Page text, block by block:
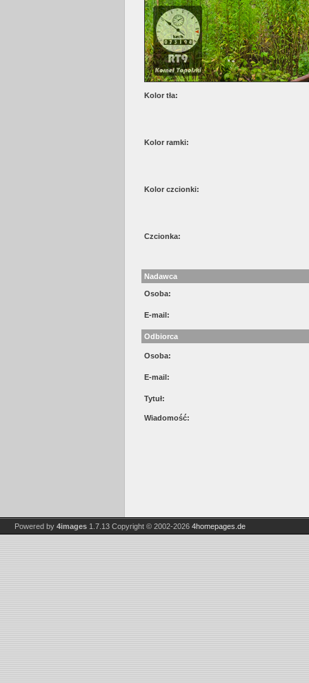
Kolor tła:
Kolor ramki:
Kolor czcionki:
Czcionka:
Nadawca
Osoba:
E-mail:
Odbiorca
Osoba:
E-mail:
Tytuł:
Wiadomość:
Powered by 4images 1.7.13 Copyright © 2002-2026 4homepages.de